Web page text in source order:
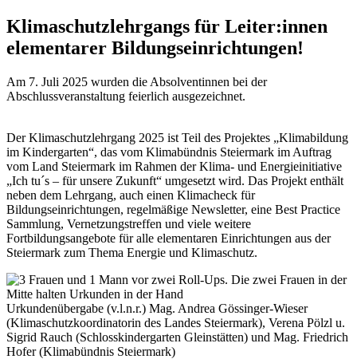
Klimaschutzlehrgangs für Leiter:innen
elementarer Bildungseinrichtungen!
Am 7. Juli 2025 wurden die Absolventinnen bei der
Abschlussveranstaltung feierlich ausgezeichnet.
Der Klimaschutzlehrgang 2025 ist Teil des Projektes „Klimabildung
im Kindergarten“, das vom Klimabündnis Steiermark im Auftrag
vom Land Steiermark im Rahmen der Klima- und Energieinitiative
„Ich tu´s – für unsere Zukunft“ umgesetzt wird. Das Projekt enthält
neben dem Lehrgang, auch einen Klimacheck für
Bildungseinrichtungen, regelmäßige Newsletter, eine Best Practice
Sammlung, Vernetzungstreffen und viele weitere
Fortbildungsangebote für alle elementaren Einrichtungen aus der
Steiermark zum Thema Energie und Klimaschutz.
Urkundenübergabe (v.l.n.r.) Mag. Andrea Gössinger-Wieser
(Klimaschutzkoordinatorin des Landes Steiermark), Verena Pölzl u.
Sigrid Rauch (Schlosskindergarten Gleinstätten) und Mag. Friedrich
Hofer (Klimabündnis Steiermark)